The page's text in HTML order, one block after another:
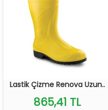
Lastik Çizme Renova Uzun..
865,41 TL